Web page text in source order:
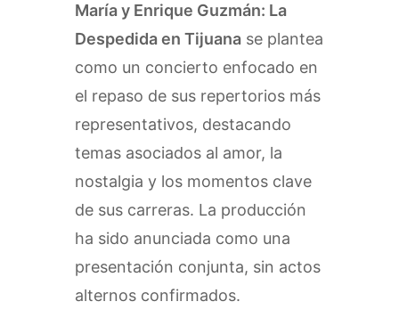
María y Enrique Guzmán: La
Despedida en Tijuana se plantea
como un concierto enfocado en
el repaso de sus repertorios más
representativos, destacando
temas asociados al amor, la
nostalgia y los momentos clave
de sus carreras. La producción
ha sido anunciada como una
presentación conjunta, sin actos
alternos confirmados.